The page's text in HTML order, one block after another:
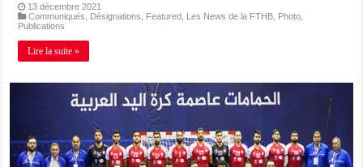
13 décembre 2021
Communiqués
Désignations Featured Les News de la FTHB Photo
Publications
Lire la suite »